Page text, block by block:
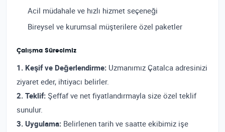
Acil müdahale ve hızlı hizmet seçeneği
Bireysel ve kurumsal müşterilere özel paketler
Çalışma Sürecimiz
1. Keşif ve Değerlendirme: Uzmanımız Çatalca adresinizi
ziyaret eder, ihtiyacı belirler.
2. Teklif: Şeffaf ve net fiyatlandırmayla size özel teklif
sunulur.
3. Uygulama: Belirlenen tarih ve saatte ekibimiz işe